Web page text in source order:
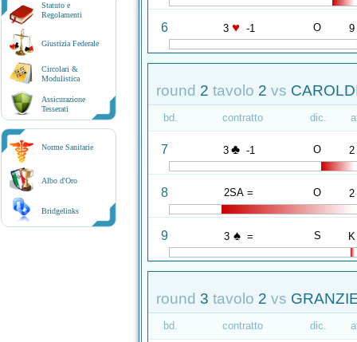
Statuto e
Regolamenti
Giustizia Federale
Circolari &
Modulistica
Assicurazione
Tesserati
Norme Sanitarie
Albo d'Oro
Bridgelinks
6 3 ♥ -1 O 9
round 2 tavolo 2 vs
bd. contratto dic.
7 3 ♣ -1 O 2
8 2SA = O 2
9 3 ♠ = S K
round 3 tavolo 2 vs
bd. contratto dic.